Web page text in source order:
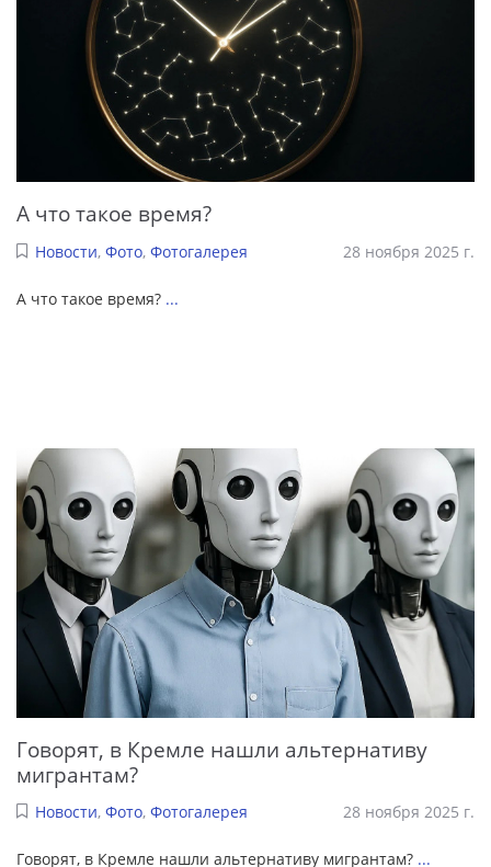
А что такое время?
Новости, Фото, Фотогалерея 28 ноября 2025 г.
А что такое время? ...
Говорят, в Кремле нашли альтернативу
мигрантам?
Новости, Фото, Фотогалерея 28 ноября 2025 г.
Говорят, в Кремле нашли альтернативу мигрантам? ...